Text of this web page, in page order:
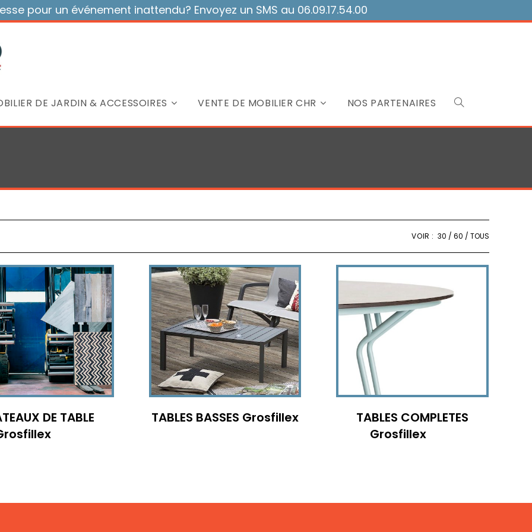
pour un événement inattendu? Envoyez un SMS au 06.09.17.54.00
DE JARDIN & ACCESSOIRES VENTE DE MOBILIER CHR NOS PARTENAIRES Toggle
search
VOIR : 30 60 TOUS
DE TABLE
TABLES BASSES Grosfillex
TABLES COMPLETES
Grosfillex